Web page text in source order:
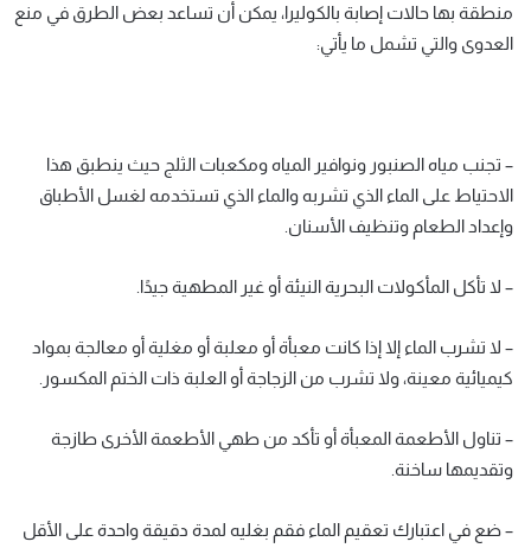
منطقة بها حالات إصابة بالكوليرا، يمكن أن تساعد بعض الطرق في منع
العدوى والتي تشمل ما يأتي:
– تجنب مياه الصنبور ونوافير المياه ومكعبات الثلج حيث ينطبق هذا
الاحتياط على الماء الذي تشربه والماء الذي تستخدمه لغسل الأطباق
وإعداد الطعام وتنظيف الأسنان.
– لا تأكل المأكولات البحرية النيئة أو غير المطهية جيدًا.
– لا تشرب الماء إلا إذا كانت معبأة أو معلبة أو مغلية أو معالجة بمواد
كيميائية معينة، ولا تشرب من الزجاجة أو العلبة ذات الختم المكسور.
– تناول الأطعمة المعبأة أو تأكد من طهي الأطعمة الأخرى طازجة
وتقديمها ساخنة.
– ضع في اعتبارك تعقيم الماء فقم بغليه لمدة دقيقة واحدة على الأقل